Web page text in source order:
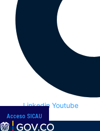
Linkedin Youtube
Acceso SICAU